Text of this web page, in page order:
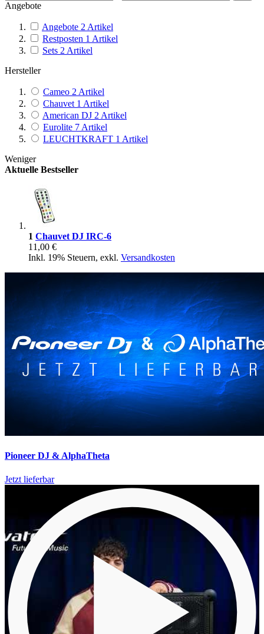
Angebote
Angebote 2 Artikel
Restposten 1 Artikel
Sets 2 Artikel
Hersteller
Cameo 2 Artikel
Chauvet 1 Artikel
American DJ 2 Artikel
Eurolite 7 Artikel
LEUCHTKRAFT 1 Artikel
Weniger
Aktuelle Bestseller
1 Chauvet DJ IRC-6
11,00 €
Inkl. 19% Steuern, exkl. Versandkosten
Pioneer DJ & AlphaTheta
Jetzt lieferbar